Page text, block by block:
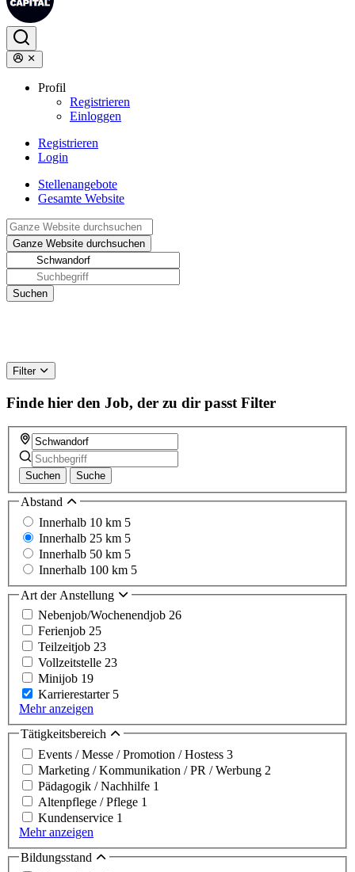
Profil
Registrieren
Einloggen
Registrieren
Login
Stellenangebote
Gesamte Website
Filter
Finde hier den Job, der zu dir passt Filter
Suchen Suche
Abstand
Innerhalb 10 km 5
Innerhalb 25 km 5
Innerhalb 50 km 5
Innerhalb 100 km 5
Art der Anstellung
Nebenjob/Wochenendjob 26
Ferienjob 25
Teilzeitjob 23
Vollzeitstelle 23
Minijob 19
Karrierestarter 5
Mehr anzeigen
Tätigkeitsbereich
Events / Messe / Promotion / Hostess 3
Marketing / Kommunikation / PR / Werbung 2
Pädagogik / Nachhilfe 1
Altenpflege / Pflege 1
Kundenservice 1
Mehr anzeigen
Bildungsstand